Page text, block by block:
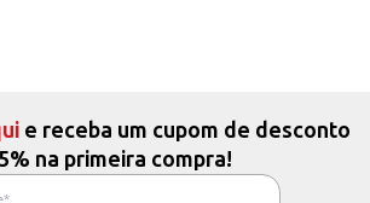
e receba um cupom de desconto
na primeira compra!